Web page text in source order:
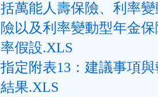
括萬能人壽保險、利率
險以及利率變動型年金
率假設.XLS
指定附表13：建議事項
結果.XLS